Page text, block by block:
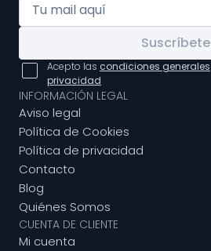
Suscríbete
Acepto las condiciones generales
privacidad
INFORMACIÓN LEGAL
Aviso legal
Política de Cookies
Política de privacidad
Contacto
Blog
Quiénes Somos
CUENTA DE CLIENTE
Mi cuenta